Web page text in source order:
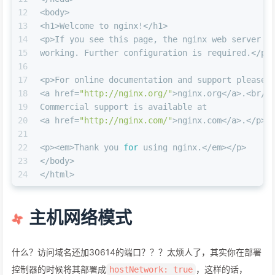
12
13
14
15
16
17
18
19
20
21
22
23
24
<body>
<h1>Welcome to nginx!</h1>
<p>If you see this page, the nginx web server
working. Further configuration is required.</p>
<p>For online documentation and support
<a href="http://nginx.org/">nginx.org</a>.<br/>
Commercial support is available at
<a href="http://nginx.com/">nginx.com</a>.</p>
<p><em>Thank you for using nginx.</em></p>
</body>
</html>
主机网络模式
什么？访问域名还加30614的端口？？？太烦人了，其实你在部署
控制器的时候将其部署成 hostNetwork: true ，这样的话，